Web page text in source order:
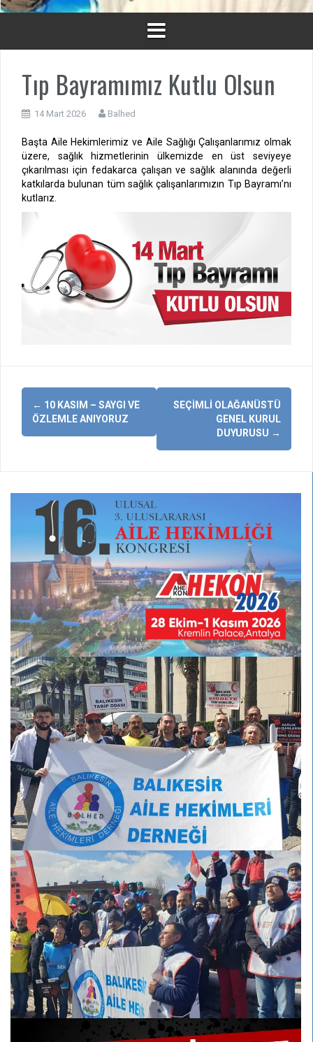
Tıp Bayramımız Kutlu Olsun
14 Mart 2026 Balhed
Başta Aile Hekimlerimiz ve Aile Sağlığı Çalışanlarımız olmak
üzere, sağlık hizmetlerinin ülkemizde en üst seviyeye
çıkarılması için fedakarca çalışan ve sağlık alanında değerli
katkılarda bulunan tüm sağlık çalışanlarımızın Tıp Bayramı’nı
kutlarız.
Yazı
dolaşımı
← 10 KASIM – SAYGI VE
ÖZLEMLE ANIYORUZ
SEÇIMLI OLAĞANÜSTÜ
GENEL KURUL
DUYURUSU →